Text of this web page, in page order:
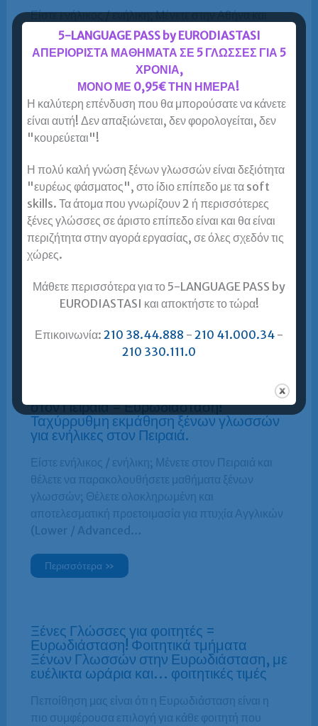
Είστε ενήλικος / ενήλικη; Μένετε στην Αθήνα και
ψάχνετε για ένα φροντιστήριο ξένων γλωσσών που
θα σας προσφέρει ολοκληρωμένη και
αποτελεσματική προετοιμασία για πτυχία Αγγλικών
(Lower…
Περισσότερα »
Φροντιστήρια Ξένων Γλωσσών +
Πειραιάς = Ευρωδιάσταση!
Είστε ενήλικος / ενήλικη; Μένετε στον Πειραιά και
ψάχνετε για ένα φροντιστήριο ξένων γλωσσών που
θα σας προσφέρει σε χρόνο-ρεκόρ ολοκληρωμένη
να…
Περισσότερα »
Μαθήματα Ξένων Γλωσσών για ενήλικες
στον Πειραιά = Ευρωδιάσταση!
Ταχύρρυθμη εκμάθηση ξένων γλωσσών
για ενήλικες στον Πειραιά.
Είστε ενήλικος / ενήλικη; Μένετε στον Πειραιά και
θέλετε να παρακολουθήσετε μαθήματα ξένων
γλωσσών; Θέλετε ολοκληρωμένη και
αποτελεσματική προετοιμασία για πτυχία Αγγλικών
(Lower / Advanced…
Περισσότερα »
Ξένες Γλώσσες για φοιτητές =
Ευρωδιάσταση! Φοιτητικά τμήματα
Ξένων Γλωσσών στην Ευρωδιάσταση, με
ευέλικτα ωράρια και… φοιτητικές τιμές
Πεποίθηση μας είναι ότι η Ευρωδιάσταση είναι η
πιο συμφέρουσα επιλογή για κάθε φοιτητή που
5-LANGUAGE PASS by EURODIASTASI
ΑΠΕΡΙΟΡΙΣΤΑ ΜΑΘΗΜΑΤΑ ΣΕ 5 ΓΛΩΣΣΕΣ ΓΙΑ 5
ΧΡΟΝΙΑ,
ΜΟΝΟ ΜΕ 0,95€ ΤΗΝ ΗΜΕΡΑ!
Η καλύτερη επένδυση που θα μπορούσατε να κάνετε
είναι αυτή! Δεν απαξιώνεται, δεν φορολογείται, δεν
"κουρεύεται"!
Η πολύ καλή γνώση ξένων γλωσσών είναι δεξιότητα
"ευρέως φάσματος", στο ίδιο επίπεδο με τα soft
skills. Τα άτομα που γνωρίζουν 2 ή περισσότερες
ξένες γλώσσες σε άριστο επίπεδο είναι και θα είναι
περιζήτητα στην αγορά εργασίας, σε όλες σχεδόν τις
χώρες.
Μάθετε περισσότερα για το 5-LANGUAGE PASS by
EURODIASTASI και αποκτήστε το τώρα!
Επικοινωνία: 210 38.44.888 - 210 41.000.34 -
210 330.111.0